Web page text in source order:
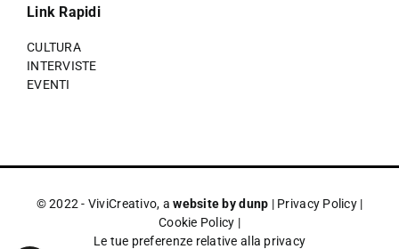
Link Rapidi
CULTURA
INTERVISTE
EVENTI
© 2022 - ViviCreativo, awebsite by dunp | Privacy Policy|
Cookie Policy |
Le tue preferenze relative alla privacy